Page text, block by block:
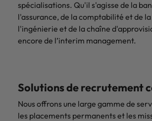
spécialisations. Qu'il s'agisse de la
l'assurance, de la comptabilité et de
l'ingénierie et de la chaîne
encore de l’interim management.
Solutions de recrutement
Nous offrons une large gamme de
les placements permanents et les